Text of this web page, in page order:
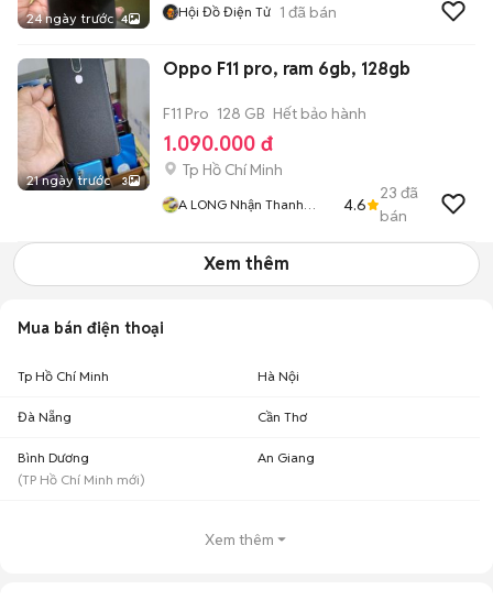
24 ngày trước 4 Hội Đồ Điện Tử 1 đã bán
21 ngày trước 3
Oppo F11 pro, ram 6gb, 128gb
F11 Pro 128 GB Hết bảo hành
1.090.000 đ
Tp Hồ Chí Minh
A LONG Nhận Thanh
4.6
23 đã
bán
Xem thêm
Mua bán điện thoại
Tp Hồ Chí Minh Hà Nội
Đà Nẵng Cần Thơ
Bình Dương
(TP Hồ Chí Minh mới)
An Giang
Xem thêm